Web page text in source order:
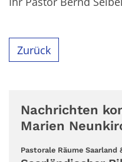
Zurück
Nachrichten
Marien
Pastorale Räume Saarland